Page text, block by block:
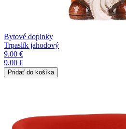
Bytové doplnky
Trpaslík jahodový
9.00 €
9.00 €